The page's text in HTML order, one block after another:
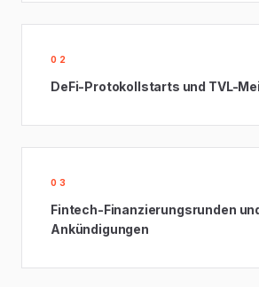
02
DeFi-Protokollstarts und TVL-
03
Fintech-Finanzierungsrunden
Ankündigungen